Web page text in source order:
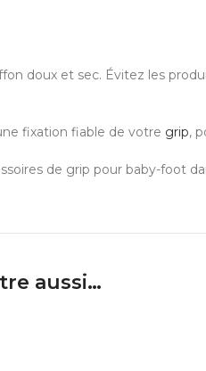
doux et sec. Évitez les
fixation fiable de votre grip,
de grip pour baby-foot
aussi…